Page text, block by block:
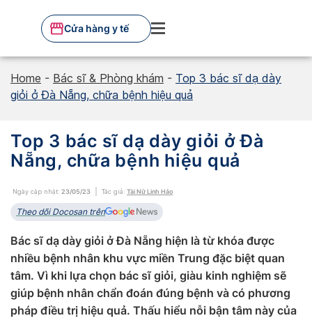
Cửa hàng y tế
Home - Bác sĩ & Phòng khám - Top 3 bác sĩ dạ dày
giỏi ở Đà Nẵng, chữa bệnh hiệu quả
Top 3 bác sĩ dạ dày giỏi ở Đà
Nẵng, chữa bệnh hiệu quả
Ngày cập nhật: 23/05/23 Tác giả: Tài Nữ Linh Hảo
Theo dõi Docosan trên
Bác sĩ dạ dày giỏi ở Đà Nẵng hiện là từ khóa được
nhiều bệnh nhân khu vực miền Trung đặc biệt quan
tâm. Vì khi lựa chọn bác sĩ giỏi, giàu kinh nghiệm sẽ
giúp bệnh nhân chẩn đoán đúng bệnh và có phương
pháp điều trị hiệu quả. Thấu hiểu nỗi bận tâm này của